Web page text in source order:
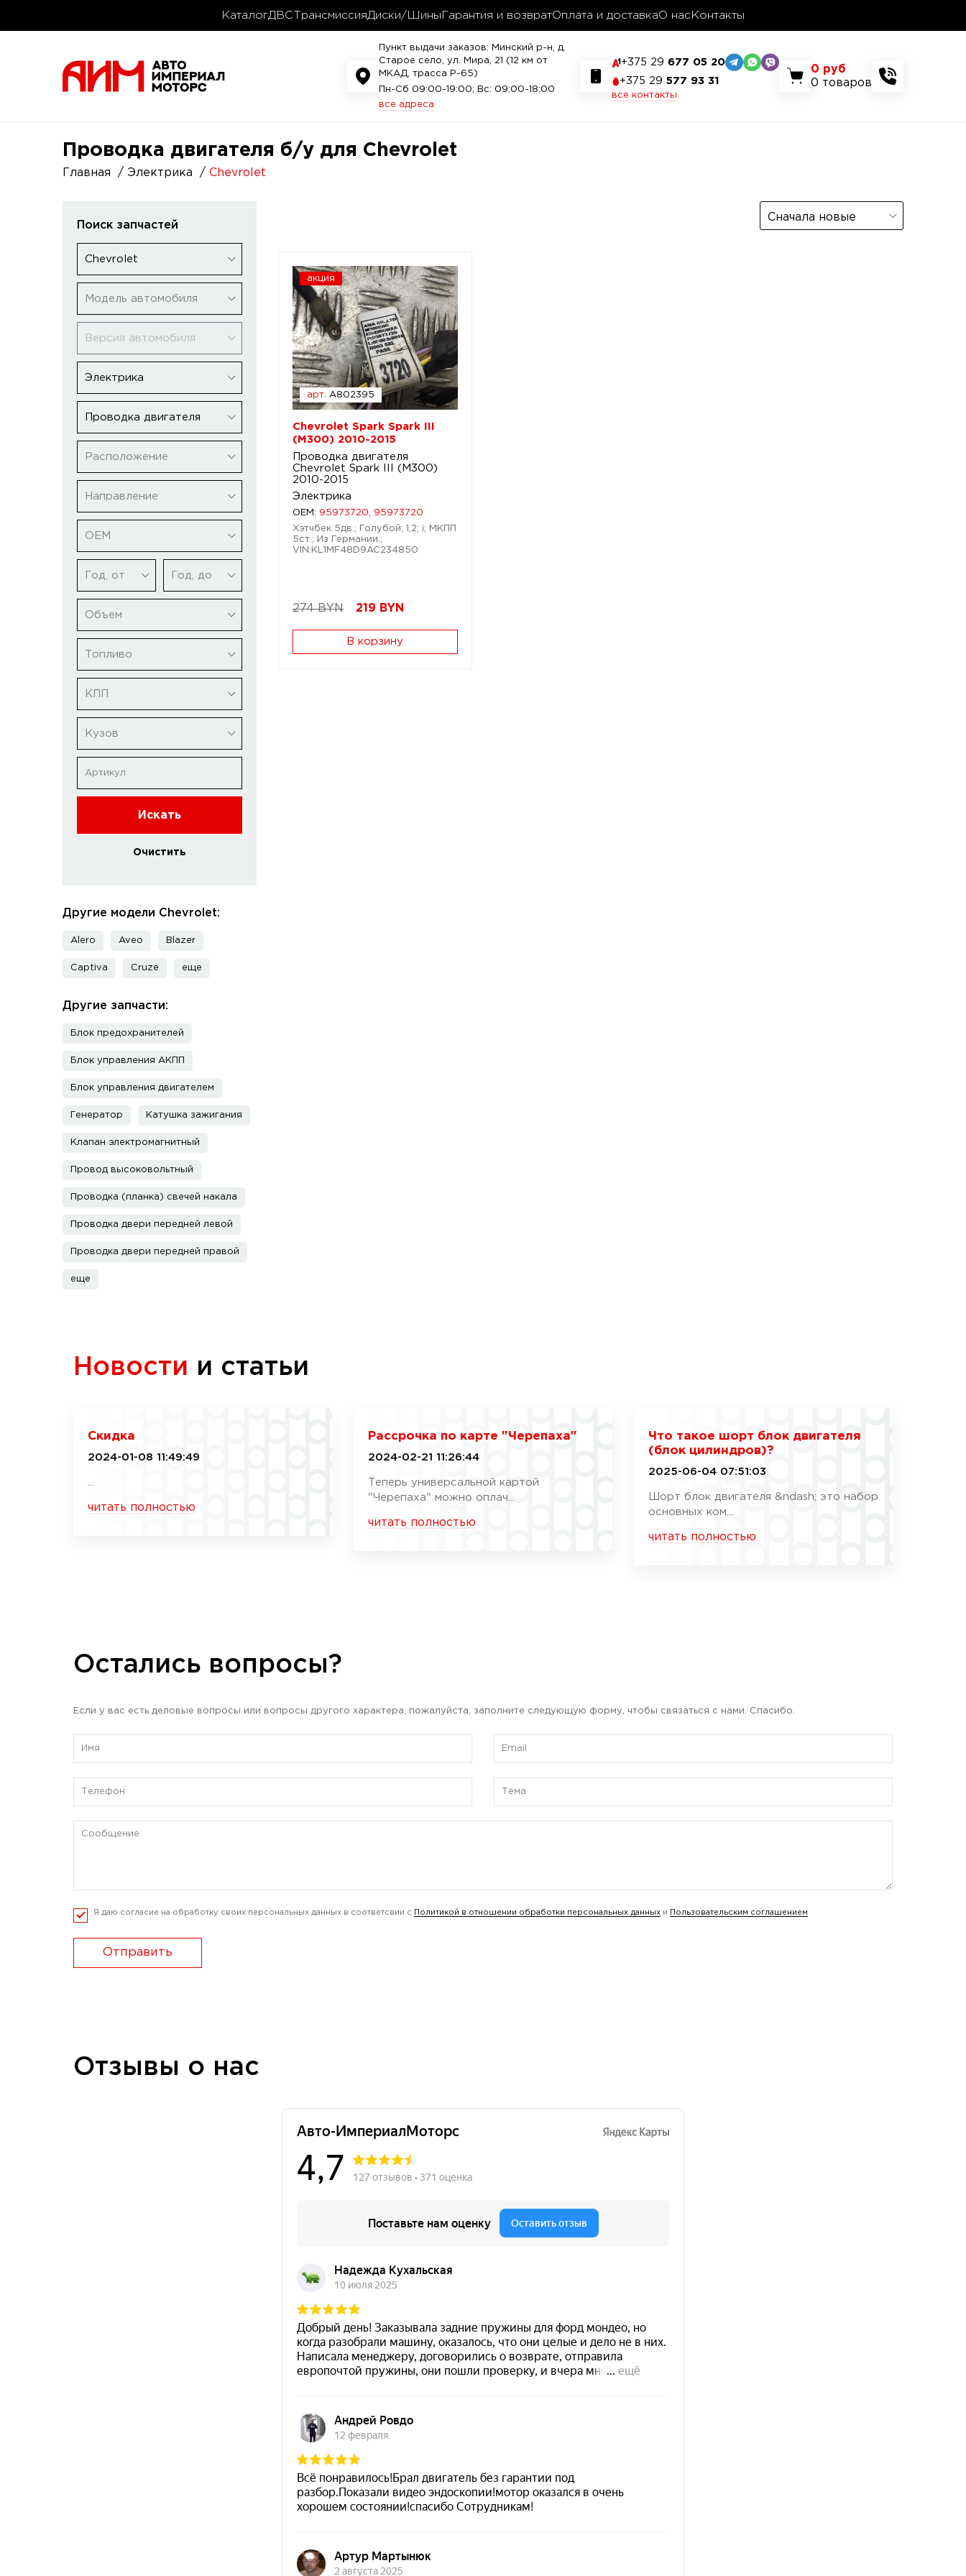
КаталогДВС ТрансмиссияДиски/Шины Гарантия и возвратОплата и доставкаО нас Контакты
Пункт выдачи заказов: Минский р-н, д.
Старое село, ул. Мира, 21 (12 км от
МКАД, трасса P-65)
Пн-Сб 09:00-19:00; Вс: 09:00-18:00
все адреса
+375 29 677 05 20
+375 29 577 93 31
все контакты
0 руб
0 товаров
Проводка двигателя б/у для Chevrolet
Главная Электрика Chevrolet
Поиск запчастей
Chevrolet
Модель автомобиля
Версия автомобиля
Электрика
Проводка двигателя
Расположение
Направление
ОЕМ
Год, от Год, до
Объем
Топливо
КПП
Кузов
Искать
Очистить
Другие модели Chevrolet:
Alero Aveo Blazer
Captiva Cruze еще
Другие запчасти:
Блок предохранителей
Блок управления АКПП
Блок управления двигателем
Генератор Катушка зажигания
Клапан электромагнитный
Провод высоковольтный
Проводка (планка) свечей накала
Проводка двери передней левой
Проводка двери передней правой
еще
Сначала новые
акция
арт. A802395
Chevrolet Spark Spark III
(M300) 2010-2015
Проводка двигателя
Chevrolet Spark III (M300)
2010-2015
Электрика
OEM: 95973720, 95973720
Хэтчбек 5дв.; Голубой; 1,2; i; МКПП
5ст.; Из Германии.;
VIN:KL1MF48D9AC234850
274 BYN 219 BYN
В корзину
Новости и статьи
Скидка
2024-01-08 11:49:49
читать полностью
Рассрочка по карте "Черепаха"
2024-02-21 11:26:44
Теперь универсальной картой
"Черепаха" можно оплач...
читать полностью
Что такое шорт блок двигателя
(блок цилиндров)?
2025-06-04 07:51:03
Шорт блок двигателя &ndash; это набор
основных ком...
читать полностью
Остались вопросы?
Если у вас есть деловые вопросы или вопросы другого характера, пожалуйста, заполните следующую форму, чтобы связаться с нами. Спасибо.
Я даю согласие на обработку своих персональных данных в соответсвии с Политикой в отношении обработки персональных данных и Пользовательским соглашением
Отправить
Отзывы о нас